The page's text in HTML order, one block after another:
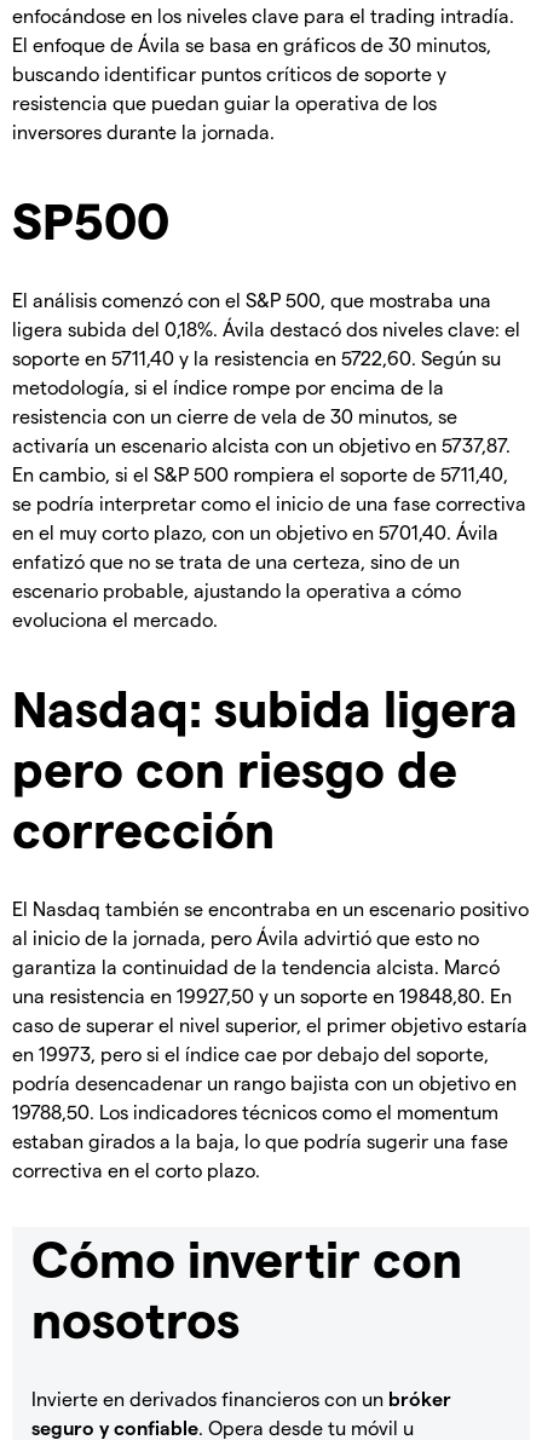
enfocándose en los niveles clave para el trading intradía.
El enfoque de Ávila se basa en gráficos de 30 minutos,
buscando identificar puntos críticos de soporte y
resistencia que puedan guiar la operativa de los
inversores durante la jornada.
SP500
El análisis comenzó con el S&P 500, que mostraba una
ligera subida del 0,18%. Ávila destacó dos niveles clave: el
soporte en 5711,40 y la resistencia en 5722,60. Según su
metodología, si el índice rompe por encima de la
resistencia con un cierre de vela de 30 minutos, se
activaría un escenario alcista con un objetivo en 5737,87.
En cambio, si el S&P 500 rompiera el soporte de 5711,40,
se podría interpretar como el inicio de una fase correctiva
en el muy corto plazo, con un objetivo en 5701,40. Ávila
enfatizó que no se trata de una certeza, sino de un
escenario probable, ajustando la operativa a cómo
evoluciona el mercado.
Nasdaq: subida ligera
pero con riesgo de
corrección
El Nasdaq también se encontraba en un escenario positivo
al inicio de la jornada, pero Ávila advirtió que esto no
garantiza la continuidad de la tendencia alcista. Marcó
una resistencia en 19927,50 y un soporte en 19848,80. En
caso de superar el nivel superior, el primer objetivo estaría
en 19973, pero si el índice cae por debajo del soporte,
podría desencadenar un rango bajista con un objetivo en
19788,50. Los indicadores técnicos como el momentum
estaban girados a la baja, lo que podría sugerir una fase
correctiva en el corto plazo.
Cómo invertir con
nosotros
Invierte en derivados financieros con un bróker
seguro y confiable . Opera desde tu móvil u